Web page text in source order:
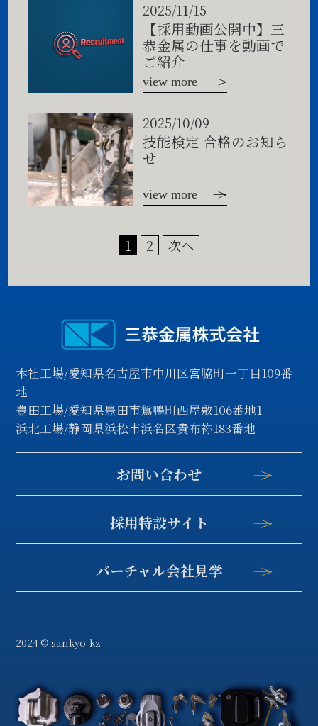
2025/11/15
【採用動画公開中】三
恭金属の仕事を動画で
ご紹介
view more
2025/10/09
技能検定 合格のお知ら
せ
view more
ー
ジ
送
り
1 2 次へ
本社工場/愛知県名古屋市中川区宮脇町一丁目109番
地
豊田工場/愛知県豊田市鴛鴨町西屋敷106番地1
浜北工場/静岡県浜松市浜名区貴布祢183番地
お問い合わせ
採用特設サイト
バーチャル会社見学
2024 © sankyo-kz